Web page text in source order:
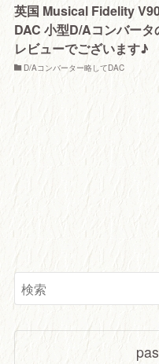
英国 Musical Fidelity
DAC 小型D/Aコンバータ
レビューでございます♪
D/Aコンバーター略してDAC